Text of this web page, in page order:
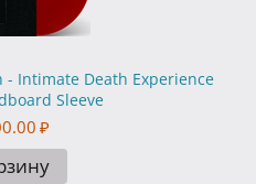
- Intimate Death Experience
Sleeve
₽